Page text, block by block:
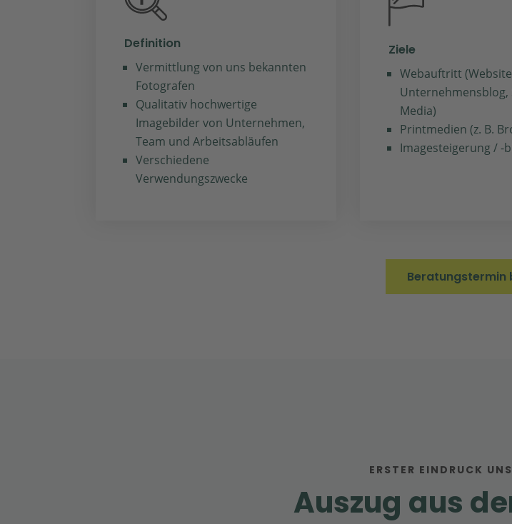
Definition
Vermittlung von uns bekannten
Fotografen
Qualitativ hochwertige
Imagebilder von Unternehmen,
Team und Arbeitsabläufen
Verschiedene
Verwendungszwecke
Ziele
Webauftritt
Unternehmensblog,
Media)
Printmedien (z. B.
Imagesteigerung / -
Beratungstermin
ERSTER EINDRUCK
Auszug aus